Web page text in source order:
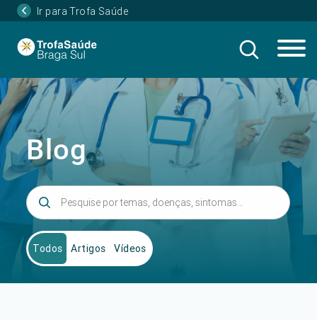
Ir para Trofa Saúde
Blog
Todos Artigos Vídeos